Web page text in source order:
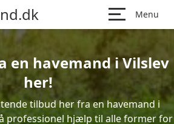
Menu
en havemand i Vilslev
her!
tilbud her fra en havemand i
professionel hjælp til alle former for